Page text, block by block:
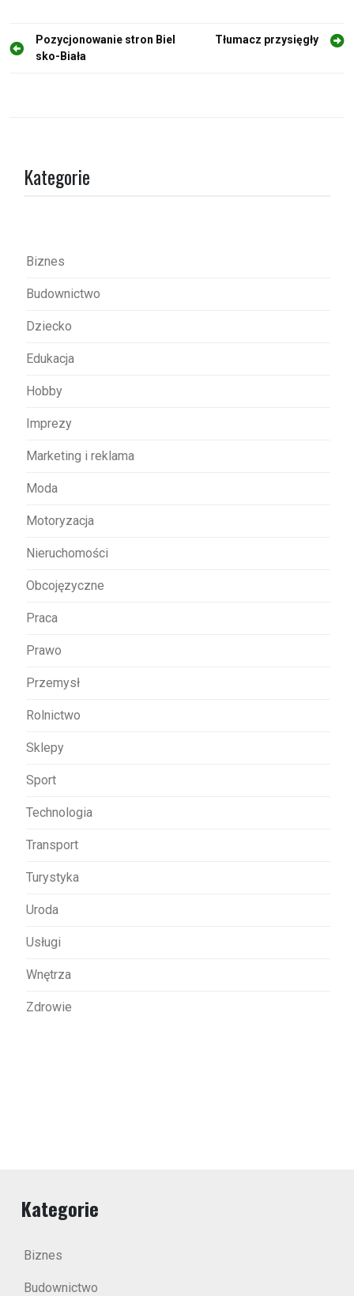
N
Pozycjonowanie stron Biel
sko-Biała
Tłumacz przysięgły
Kategorie
Biznes
Budownictwo
Dziecko
Edukacja
Hobby
Imprezy
Marketing i reklama
Moda
Motoryzacja
Nieruchomości
Obcojęzyczne
Praca
Prawo
Przemysł
Rolnictwo
Sklepy
Sport
Technologia
Transport
Turystyka
Uroda
Usługi
Wnętrza
Zdrowie
Kategorie
Biznes
Budownictwo